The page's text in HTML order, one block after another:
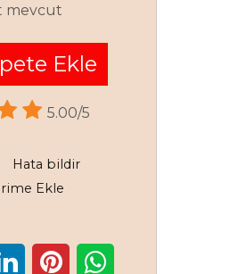
mevcut
Ekle
5.00/5
Hata bildir
Ekle